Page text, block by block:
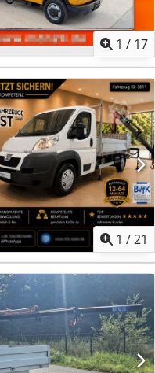
1 / 17
1 /21